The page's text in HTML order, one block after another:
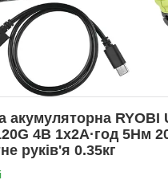
акумуляторна RYOBI
4В 1х2А·год 5Нм
руків'я 0.35кг